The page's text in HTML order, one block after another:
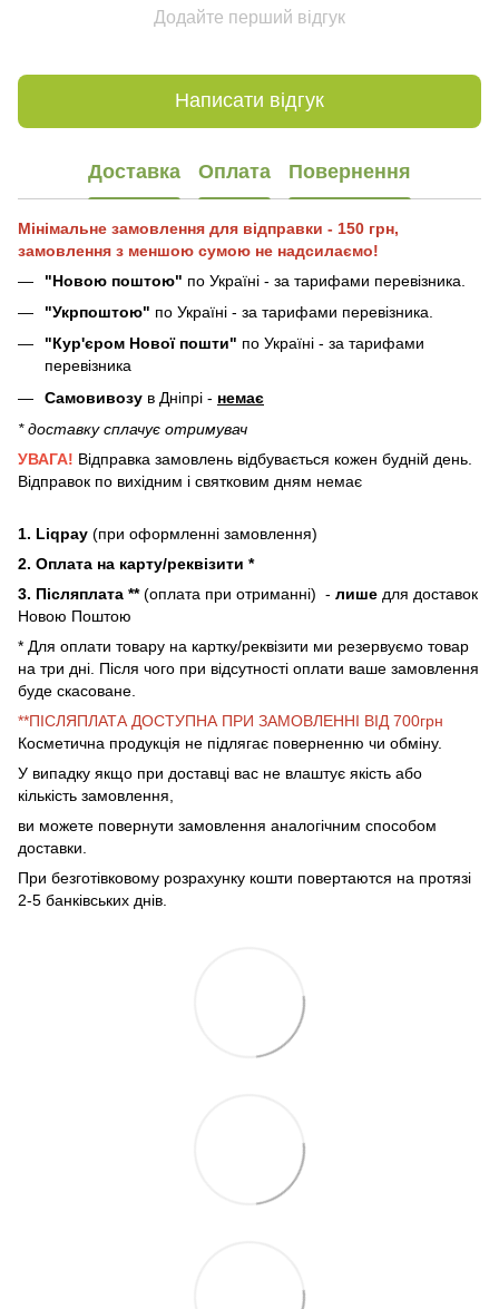
Додайте перший відгук
Написати відгук
Доставка Оплата Повернення
Мінімальне замовлення для відправки - 150 грн,
замовлення з меншою сумою не надсилаємо!
"Новою поштою" по Україні - за тарифами перевізника.
"Укрпоштою" по Україні - за тарифами перевізника.
"Кур'єром Нової пошти" по Україні - за тарифами
перевізника
Самовивозу в Дніпрі - немає
* доставку сплачує отримувач
УВАГА! Відправка замовлень відбувається кожен будній день.
Відправок по вихідним і святковим дням немає
1. Liqpay (при оформленні замовлення)
2. Оплата на карту/реквізити *
3. Післяплата **(оплата при отриманні) - лише для доставок
Новою Поштою
* Для оплати товару на картку/реквізити ми резервуємо товар
на три дні. Після чого при відсутності оплати ваше замовлення
буде скасоване.
**ПІСЛЯПЛАТА ДОСТУПНА ПРИ ЗАМОВЛЕННІ ВІД 700грн
Косметична продукція не підлягає поверненню чи обміну.
У випадку якщо при доставці вас не влаштує якість або
кількість замовлення,
ви можете повернути замовлення аналогічним способом
доставки.
При безготівковому розрахунку кошти повертаются на протязі
2-5 банківських днів.